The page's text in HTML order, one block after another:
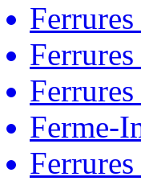
Ferme-